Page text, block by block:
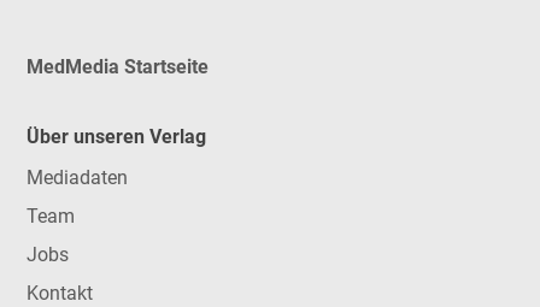
MedMedia Startseite
Über unseren Verlag
Mediadaten
Team
Jobs
Kontakt